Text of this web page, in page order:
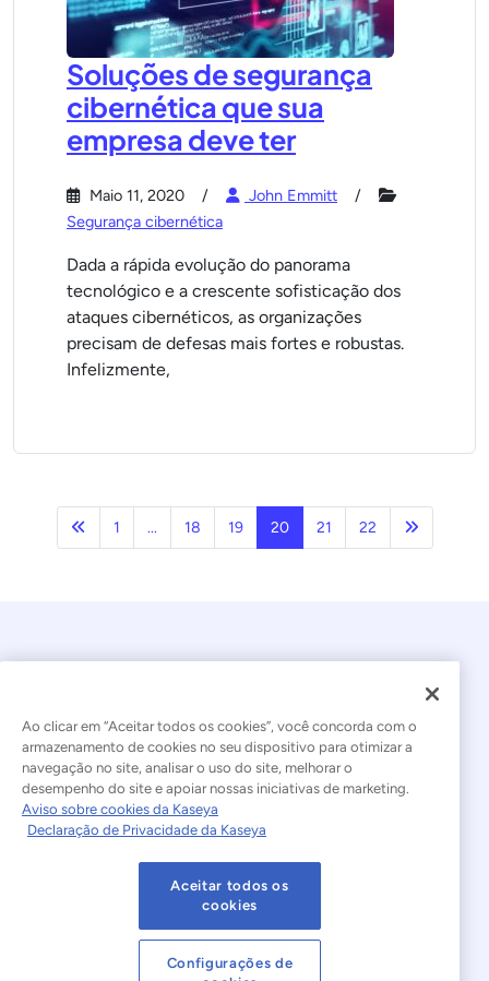
Soluções de segurança
cibernética que sua
empresa deve ter
Maio 11, 2020
John Emmitt
Segurança cibernética
Dada a rápida evolução do panorama
tecnológico e a crescente sofisticação dos
ataques cibernéticos, as organizações
precisam de defesas mais fortes e robustas.
Infelizmente,
Anterior
1 ... 18 19 20 21 22 Próxima
© 2026 Kaseya. Todos os direitos reservados.
Português Brasileiro
Declaração sobre a Escravidão Moderna
Termos de Uso do Site Declaração de Privacidade
Mapa do site Cookies Settings
Ao clicar em “Aceitar todos os cookies”, você concorda com o
armazenamento de cookies no seu dispositivo para otimizar a
navegação no site, analisar o uso do site, melhorar o
desempenho do site e apoiar nossas iniciativas de marketing.
Aviso sobre cookies da Kaseya
Declaração de Privacidade da Kaseya
Aceitar todos os
cookies
Configurações de